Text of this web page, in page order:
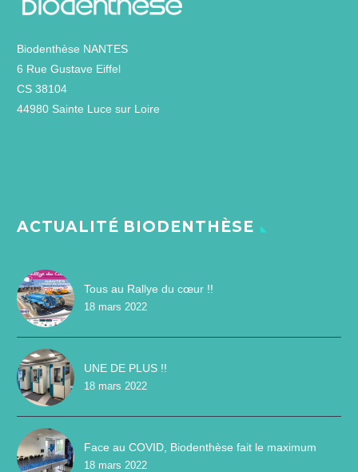
Biodenthèse NANTES
6 Rue Gustave Eiffel
CS 38104
44980 Sainte Luce sur Loire
ACTUALITÉ BIODENTHÈSE
Tous au Rallye du cœur !!
18 mars 2022
UNE DE PLUS !!
18 mars 2022
Face au COVID, Biodenthèse fait le maximum
18 mars 2022